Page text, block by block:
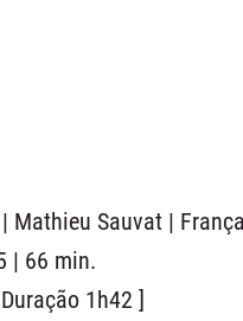
Mathieu Sauvat |
| 66 min.
1h42 ]